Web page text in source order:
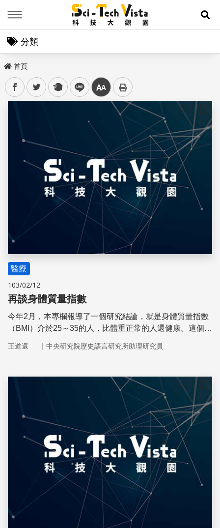
展
分類
首頁
facebooktwitter plurk line 中
儲存
醫療
103/02/12
再談身體質量指數
今年2月，本專欄報導了一個研究結論，就是身體質量指數
（BMI）介於25～35的人，比體重正常的人還健康。這個結
王道還 ｜ 中央研究院歷史語言研究所助理研究員
儲存